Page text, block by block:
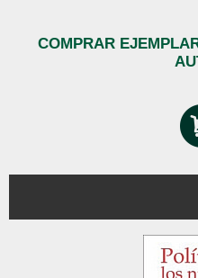
COMPRAR